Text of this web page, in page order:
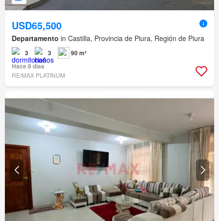
USD65,500
Departamento in Castilla, Provincia de Piura, Región de Piura
3 3
90 m²
Hace 8 días
RE/MAX PLATINUM